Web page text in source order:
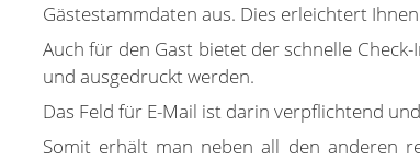
Gästestammdaten aus. Dies erleichtert
Auch für den Gast bietet der schnelle
und ausgedruckt werden.
Das Feld für E-Mail ist darin verpflichtend
Somit erhält man neben all den anderen